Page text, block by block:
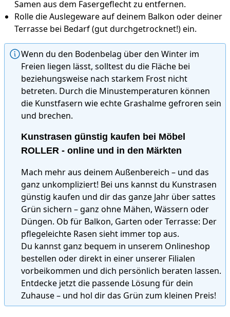
Samen aus dem Fasergeflecht zu entfernen.
Rolle die Auslegeware auf deinem Balkon oder deiner
Terrasse bei Bedarf (gut durchgetrocknet!) ein.
Wenn du den Bodenbelag über den Winter im
Freien liegen lässt, solltest du die Fläche bei
beziehungsweise nach starkem Frost nicht
betreten. Durch die Minustemperaturen können
die Kunstfasern wie echte Grashalme gefroren sein
und brechen.
Kunstrasen günstig kaufen bei Möbel
ROLLER - online und in den Märkten
Mach mehr aus deinem Außenbereich – und das
ganz unkompliziert! Bei uns kannst du Kunstrasen
günstig kaufen und dir das ganze Jahr über sattes
Grün sichern – ganz ohne Mähen, Wässern oder
Düngen. Ob für Balkon, Garten oder Terrasse: Der
pflegeleichte Rasen sieht immer top aus.
Du kannst ganz bequem in unserem Onlineshop
bestellen oder direkt in einer unserer Filialen
vorbeikommen und dich persönlich beraten lassen.
Entdecke jetzt die passende Lösung für dein
Zuhause – und hol dir das Grün zum kleinen Preis!